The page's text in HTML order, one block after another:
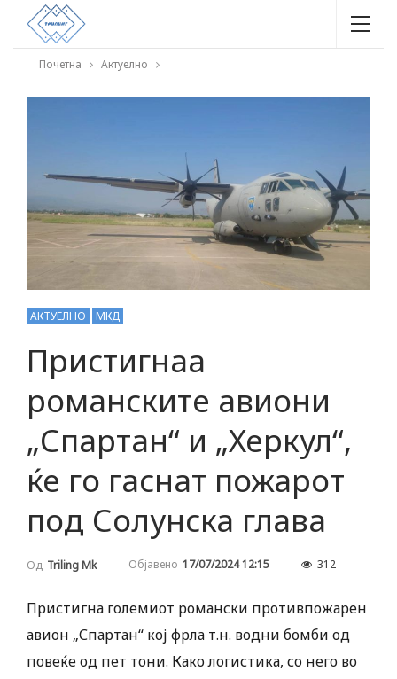
Почетна Актуелно
АКТУЕЛНО МКД
Пристигнаа
романските авиони
„Спартан“ и „Херкул“,
ќе го гаснат пожарот
под Солунска глава
Од Triling Mk Објавено 17/07/2024 12:15 312
Пристигна големиот романски противпожарен
авион „Спартан“ кој фрла т.н. водни бомби од
повеќе од пет тони. Како логистика, со него во